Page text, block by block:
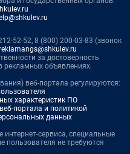
52-52, 8 (800) 200-03-83 (звонок
за достоверность
объявлениях.
веб-портала регулируются:
характеристик ПО
портала и политикой
данных
интернет-сервиса, специальные
пользователя не требуются